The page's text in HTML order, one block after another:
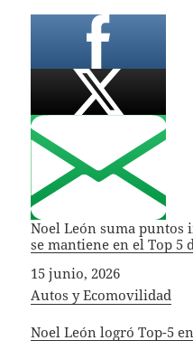
Noel León suma puntos
se mantiene en el Top 5
Fecha
15 junio, 2026
In relation to
Autos y Ecomovilidad
Noel León logró Top-5